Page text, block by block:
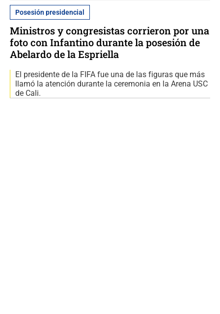
Posesión presidencial
Ministros y congresistas corrieron por una
foto con Infantino durante la posesión de
Abelardo de la Espriella
El presidente de la FIFA fue una de las figuras que más
llamó la atención durante la ceremonia en la Arena USC
de Cali.